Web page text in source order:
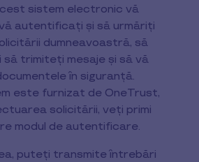
sistem electronic vă
autentificați și să urmăriți
dumneavoastră, să
să trimiteți mesaje și să vă
în siguranță.
este furnizat de OneTrust,
solicitării, veți primi
modul de autentificare.
puteți transmite întrebări